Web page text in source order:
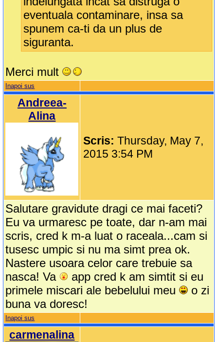
eventuala contaminare, insa sa
spunem ca-ti da un plus de
siguranta.
Merci mult
Inapoi sus
Andreea-
Alina
Scris:Thursday, May 7,
2015 3:54 PM
Salutare gravidute dragi ce mai faceti?
Eu va urmaresc pe toate, dar n-am mai
scris, cred k m-a luat o raceala...cam si
tusesc umpic si nu ma simt prea ok.
Nastere usoara celor care trebuie sa
nasca! Va
app cred k am simtit si eu
primele miscari ale bebelului meu
o zi
buna va doresc!
Inapoi sus
carmenalina